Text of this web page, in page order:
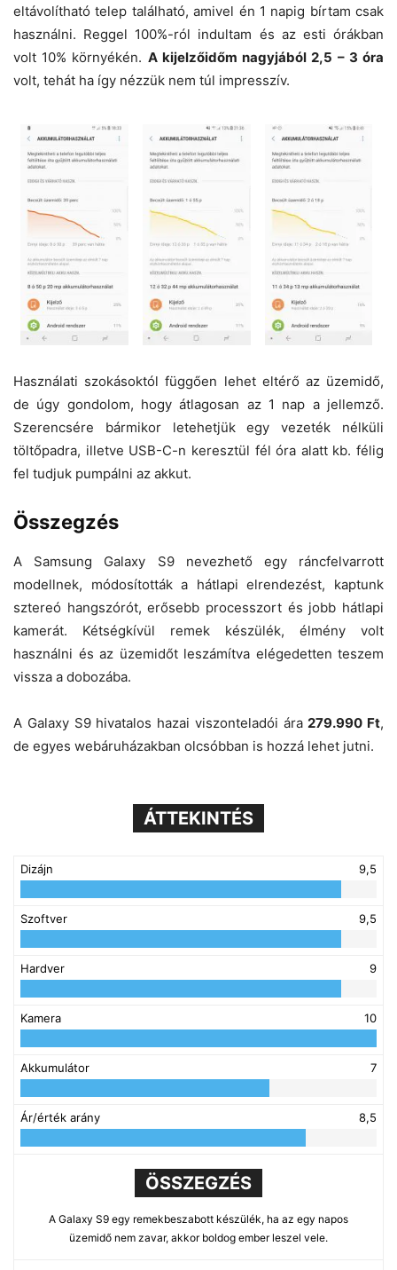
eltávolítható telep található, amivel én 1 napig bírtam csak
használni. Reggel 100%-ról indultam és az esti órákban
volt 10% környékén. A kijelzőidőm nagyjából 2,5 – 3 óra
volt, tehát ha így nézzük nem túl impresszív.
Használati szokásoktól függően lehet eltérő az üzemidő,
de úgy gondolom, hogy átlagosan az 1 nap a jellemző.
Szerencsére bármikor letehetjük egy vezeték nélküli
töltőpadra, illetve USB-C-n keresztül fél óra alatt kb. félig
fel tudjuk pumpálni az akkut.
Összegzés
A Samsung Galaxy S9 nevezhető egy ráncfelvarrott
modellnek, módosították a hátlapi elrendezést, kaptunk
sztereó hangszórót, erősebb processzort és jobb hátlapi
kamerát. Kétségkívül remek készülék, élmény volt
használni és az üzemidőt leszámítva elégedetten teszem
vissza a dobozába.
A Galaxy S9 hivatalos hazai viszonteladói ára279.990 Ft,
de egyes webáruházakban olcsóbban is hozzá lehet jutni.
ÁTTEKINTÉS
Dizájn 9,5
Szoftver 9,5
Hardver 9
Kamera 10
Akkumulátor 7
Ár/érték arány 8,5
ÖSSZEGZÉS
A Galaxy S9 egy remekbeszabott készülék, ha az egy napos
üzemidő nem zavar, akkor boldog ember leszel vele.